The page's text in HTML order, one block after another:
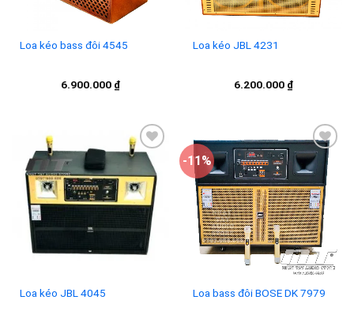
Loa kéo bass đôi 4545
6.900.000 ₫
Loa kéo JBL 4231
6.200.000 ₫
Add to
wishlist
Loa kéo JBL 4045
-11%
Add to
wishlist
Loa bass đôi BOSE DK 7979